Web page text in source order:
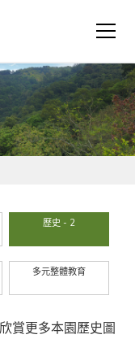
歷史 - 2
多元整體教育
賞更多本園歷史圖